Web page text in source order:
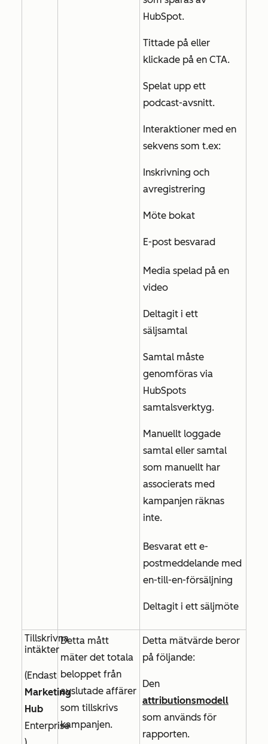
HubSpot.
Tittade på eller
klickade på en CTA.
Spelat upp ett
podcast-avsnitt.
Interaktioner med en
sekvens som t.ex:
Inskrivning och
avregistrering
Möte bokat
E-post besvarad
Media spelad på en
video
Deltagit i ett
säljsamtal
Samtal måste
genomföras via
HubSpots
samtalsverktyg.
Manuellt loggade
samtal eller samtal
som manuellt har
associerats med
kampanjen räknas
inte.
Besvarat ett e-
postmeddelande med
en-till-en-försäljning
Deltagit i ett säljmöte
Tillskrivna
intäkter
(Endast
Marketing
Hub
Enterprise
Detta mått
mäter det totala
beloppet från
avslutade affärer
som tillskrivs
kampanjen.
Detta mätvärde beror
på följande:
Den
attributionsmodell
som används för
rapporten.